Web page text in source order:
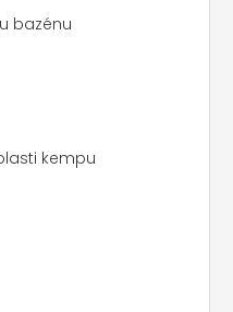
bazénu
kempu